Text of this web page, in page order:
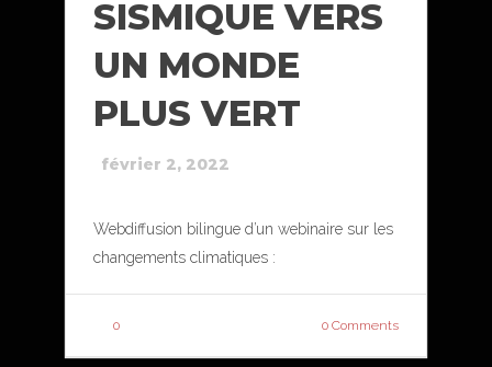
SISMIQUE VERS
UN MONDE
PLUS VERT
février 2, 2022
Webdiffusion bilingue d’un webinaire sur les
changements climatiques :
0 0 Comments